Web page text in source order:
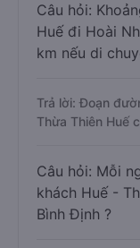
Câu hỏi:
Huế đi Hoài
km nếu di
Trả lời: Đoạn
Thừa Thiên Huế
Câu hỏi: Mỗi
khách Huế -
Bình Định ?